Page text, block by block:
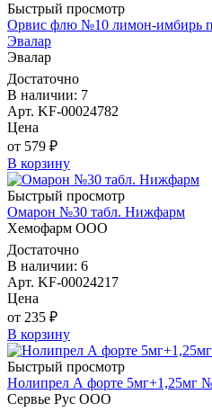
Быстрый просмотр
Орвис флю №10 лимон-имбирь
Эвалар
Эвалар
Достаточно
В наличии: 7
Арт. KF-00024782
Цена
от 579 ₽
В корзину
Быстрый просмотр
Омарон №30 табл. Нижфарм
Хемофарм ООО
Достаточно
В наличии: 6
Арт. KF-00024217
Цена
от 235 ₽
В корзину
Быстрый просмотр
Нолипрел А форте 5мг+1,25мг
Сервье Рус ООО